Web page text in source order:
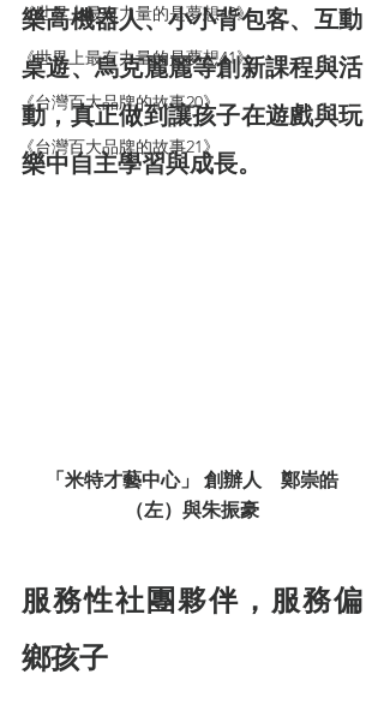
《世界上最有力量的是夢想40》
《世界上最有力量的是夢想41》
《台灣百大品牌的故事20》
《台灣百大品牌的故事21》
樂高機器人、小小背包客、互動
桌遊、烏克麗麗等創新課程與活
動，真正做到讓孩子在遊戲與玩
樂中自主學習與成長。
「米特才藝中心」 創辦人    鄭崇皓
（左）與朱振豪
服務性社團夥伴，服務偏
鄉孩子